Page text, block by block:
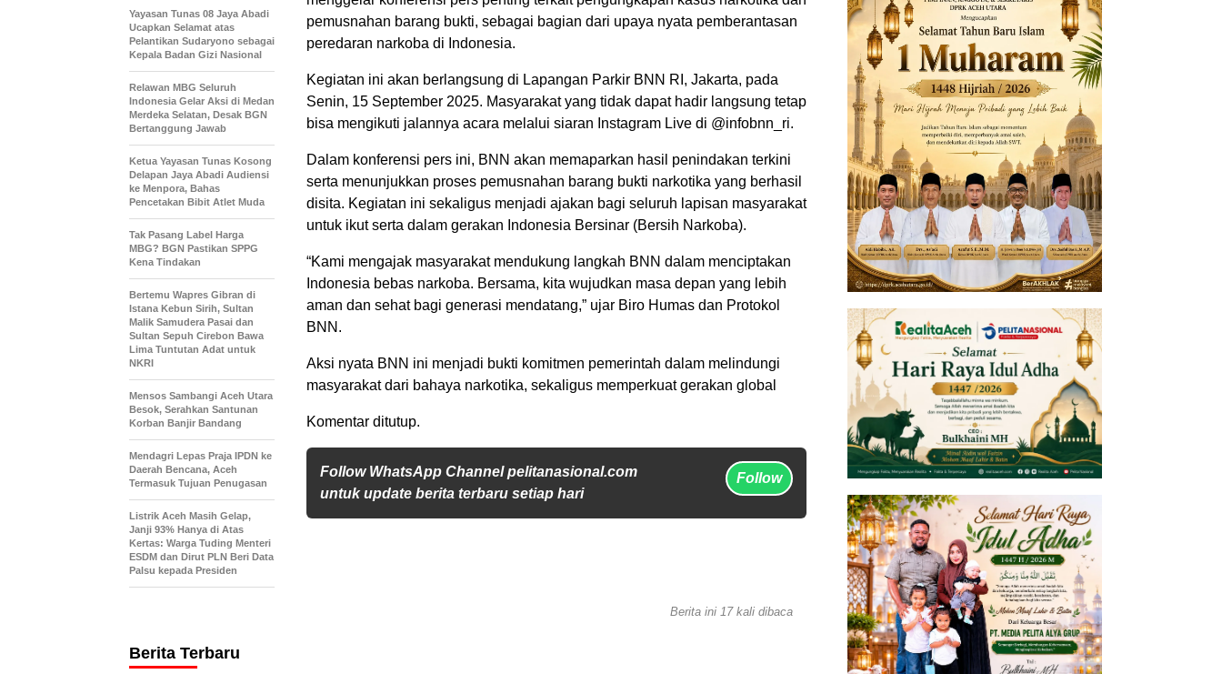
pemusnahan barang bukti, sebagai bagian dari upaya nyata pemberantasan
peredaran narkoba di Indonesia.
Kegiatan ini akan berlangsung di Lapangan Parkir BNN RI, Jakarta, pada
Senin, 15 September 2025. Masyarakat yang tidak dapat hadir langsung tetap
bisa mengikuti jalannya acara melalui siaran Instagram Live di @infobnn_ri.
Dalam konferensi pers ini, BNN akan memaparkan hasil penindakan terkini
serta menunjukkan proses pemusnahan barang bukti narkotika yang berhasil
disita. Kegiatan ini sekaligus menjadi ajakan bagi seluruh lapisan masyarakat
untuk ikut serta dalam gerakan Indonesia Bersinar (Bersih Narkoba).
“Kami mengajak masyarakat mendukung langkah BNN dalam menciptakan
Indonesia bebas narkoba. Bersama, kita wujudkan masa depan yang lebih
aman dan sehat bagi generasi mendatang,” ujar Biro Humas dan Protokol
BNN.
Aksi nyata BNN ini menjadi bukti komitmen pemerintah dalam melindungi
masyarakat dari bahaya narkotika, sekaligus memperkuat gerakan global
Komentar ditutup.
Follow WhatsApp Channel pelitanasional.com
untuk update berita terbaru setiap hari
Follow
Yayasan Tunas 08 Jaya Abadi
Ucapkan Selamat atas
Pelantikan Sudaryono sebagai
Kepala Badan Gizi Nasional
Relawan MBG Seluruh
Indonesia Gelar Aksi di Medan
Merdeka Selatan, Desak BGN
Bertanggung Jawab
Ketua Yayasan Tunas Kosong
Delapan Jaya Abadi Audiensi
ke Menpora, Bahas
Pencetakan Bibit Atlet Muda
Tak Pasang Label Harga
MBG? BGN Pastikan SPPG
Kena Tindakan
Bertemu Wapres Gibran di
Istana Kebun Sirih, Sultan
Malik Samudera Pasai dan
Sultan Sepuh Cirebon Bawa
Lima Tuntutan Adat untuk
NKRI
Mensos Sambangi Aceh Utara
Besok, Serahkan Santunan
Korban Banjir Bandang
Mendagri Lepas Praja IPDN ke
Daerah Bencana, Aceh
Termasuk Tujuan Penugasan
Listrik Aceh Masih Gelap,
Janji 93% Hanya di Atas
Kertas: Warga Tuding Menteri
ESDM dan Dirut PLN Beri Data
Palsu kepada Presiden
Berita ini 17 kali dibaca
Berita Terbaru